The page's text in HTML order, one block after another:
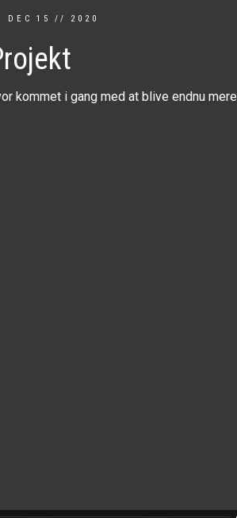
DEC 15 // 2020
kommet i gang med at blive endnu mere